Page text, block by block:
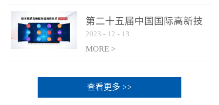
第二十五届中国国际高新技
术成果交易会 银河麒麟高级
服务器操作系统荣获 “优秀
2023 - 12 - 13
MORE >
查看更多 >>